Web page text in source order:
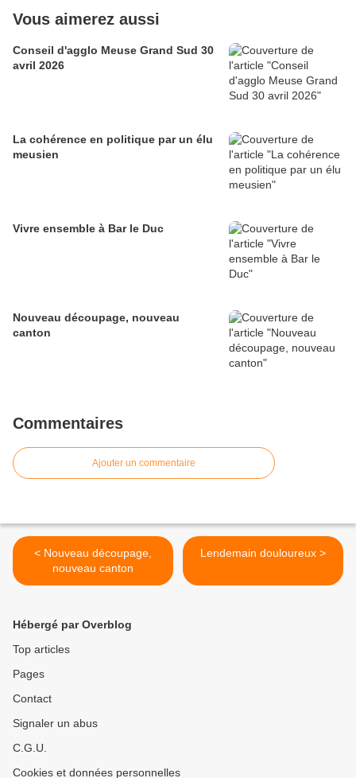
Vous aimerez aussi
Conseil d'agglo Meuse Grand Sud 30
avril 2026
La cohérence en politique par un élu
meusien
Vivre ensemble à Bar le Duc
Nouveau découpage, nouveau
canton
Commentaires
Ajouter un commentaire
< Nouveau découpage,
nouveau canton
Lendemain douloureux >
Hébergé par Overblog
Top articles
Pages
Contact
Signaler un abus
C.G.U.
Cookies et données personnelles